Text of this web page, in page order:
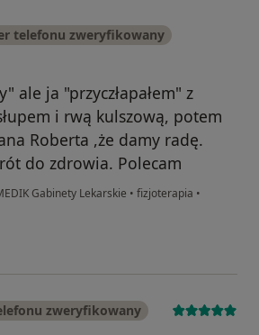
telefonu zweryfikowany
ale ja "przyczłapałem" z
i rwą kulszową, potem
Roberta ,że damy radę.
do zdrowia. Polecam
Gabinety Lekarskie • fizjoterapia •
zweryfikowany